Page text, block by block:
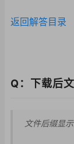
返回解答目录
Q：下载后
文件后缀显